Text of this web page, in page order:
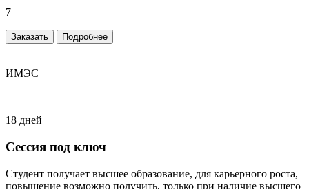
7
Заказать Подробнее
ИМЭС
18 дней
Сессия под ключ
Студент получает высшее образование, для карьерного роста,
повышение возможно получить, только при наличие высшего